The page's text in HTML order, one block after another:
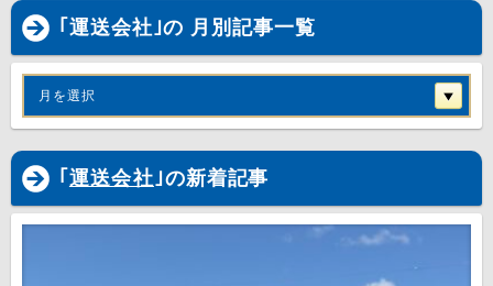
｢運送会社｣の 月別記事一覧
月を選択
｢ 運送会社｣の新着記事